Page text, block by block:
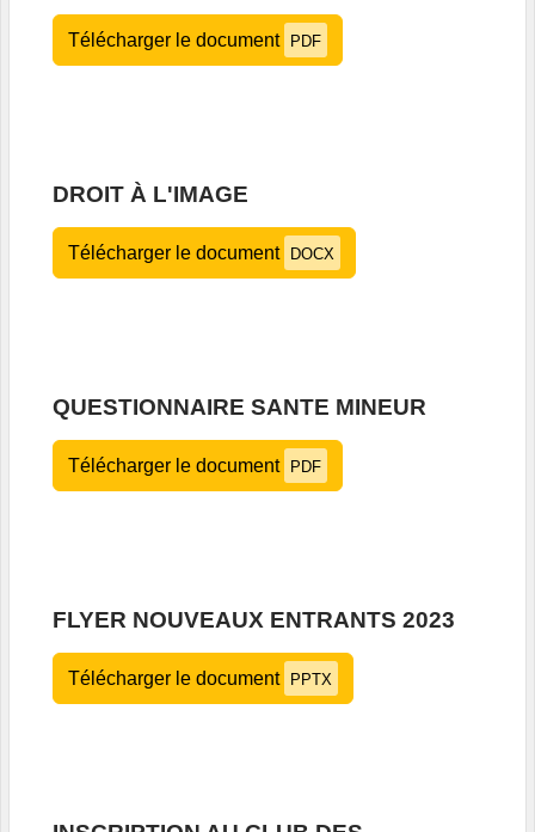
Télécharger le document PDF
DROIT À L'IMAGE
Télécharger le document DOCX
QUESTIONNAIRE SANTE MINEUR
Télécharger le document PDF
FLYER NOUVEAUX ENTRANTS 2023
Télécharger le document PPTX